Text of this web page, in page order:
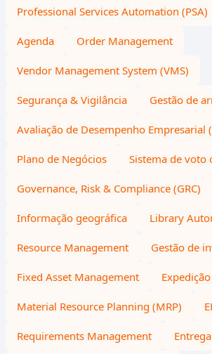
Professional Services Automation (PSA)
Agenda Order Management
Vendor Management System (VMS)
Segurança & Vigilância Gestão de
Avaliação de Desempenho Empresarial
Plano de Negócios Sistema de voto
Governance, Risk & Compliance (GRC)
Informação geográfica Library
Resource Management Gestão de
Fixed Asset Management Expedição
Material Resource Planning (MRP)
Requirements Management Entrega